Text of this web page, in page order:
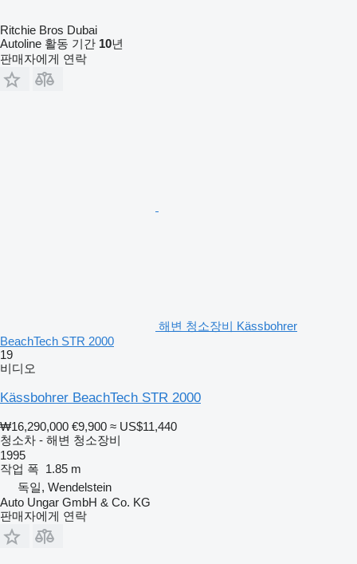
Ritchie Bros Dubai
Autoline 활동 기간 10년
판매자에게 연락
해변 청소장비 Kässbohrer
BeachTech STR 2000
19
비디오
Kässbohrer BeachTech STR 2000
₩16,290,000 €9,900 ≈ US$11,440
청소차 - 해변 청소장비
1995
작업 폭 1.85 m
독일, Wendelstein
Auto Ungar GmbH & Co. KG
판매자에게 연락